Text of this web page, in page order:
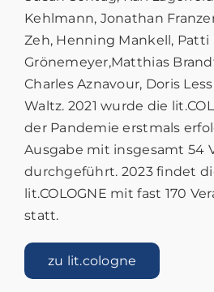
Kehlmann, Jonathan
Zeh, Henning Mankell,
Grönemeyer,Matthias
Charles Aznavour, Doris
Waltz. 2021 wurde die
der Pandemie erstmals
Ausgabe mit insgesamt 54
durchgeführt. 2023 findet
lit.COLOGNE mit fast 170
statt.
zu lit.cologne